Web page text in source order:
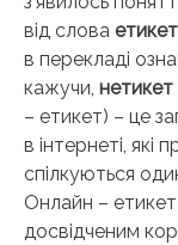
від слова етикет
в перекладі
кажучи, нетикет
– етикет) – це
в інтернеті,
спілкуються
Онлайн – етикет
досвідченим